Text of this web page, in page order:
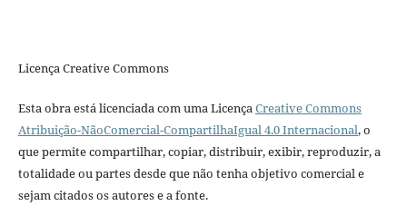
Licença Creative Commons
Esta obra está licenciada com uma LicençaCreative Commons
Atribuição-NãoComercial-CompartilhaIgual 4.0 Internacional, o
que permite compartilhar, copiar, distribuir, exibir, reproduzir, a
totalidade ou partes desde que não tenha objetivo comercial e
sejam citados os autores e a fonte.